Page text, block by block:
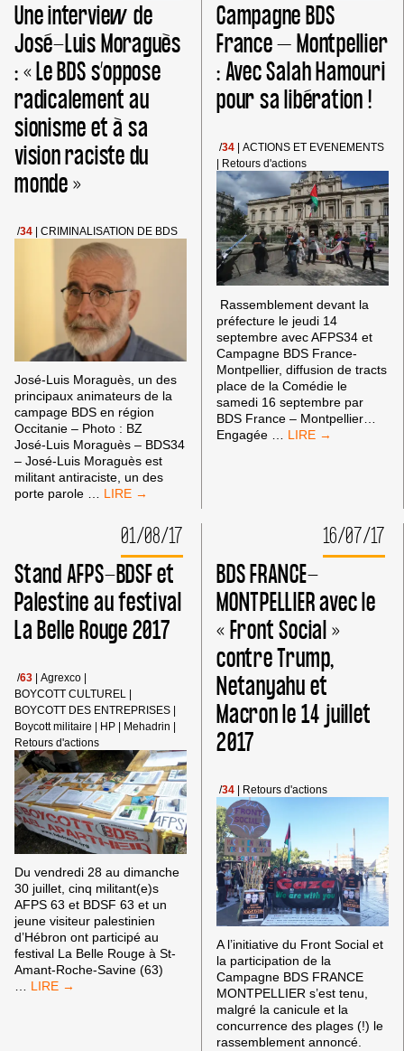
Une interview de
José-Luis Moraguès
: « Le BDS s’oppose
radicalement au
sionisme et à sa
vision raciste du
monde »
/34 CRIMINALISATION DE BDS
José-Luis Moraguès, un des
principaux animateurs de la
campage BDS en région
Occitanie – Photo : BZ
José-Luis Moraguès – BDS34
– José-Luis Moraguès est
militant antiraciste, un des
porte parole … UNE
JOSÉ-
LUIS
MORAGUÈS
«
LE
BDS
AU
SIONISME
ET
SA
VISION
RACISTE
DU
MONDE
»
Campagne BDS
France – Montpellier
: Avec Salah Hamouri
pour sa libération !
/34
ACTIONS ET EVENEMENTS
Retours d'actions
Rassemblement devant la
préfecture le jeudi 14
septembre avec AFPS34 et
Campagne BDS France-
Montpellier, diffusion de tracts
place de la Comédie le
samedi 16 septembre par
BDS France – Montpellier…
Engagée
CAMPAGNE
SALAH
HAMOURI
POUR
SA
LIBÉRATION
!
01/08/17
Stand AFPS-BDSF et
Palestine au festival
La Belle Rouge 2017
/63 Agrexco
BOYCOTT CULTUREL
BOYCOTT DES ENTREPRISES
Boycott militaire
HP Mehadrin
Retours d'actions
Du vendredi 28 au dimanche
30 juillet, cinq militant(e)s
AFPS 63 et BDSF 63 et un
jeune visiteur palestinien
d’Hébron ont participé au
festival La Belle Rouge à St-
Amant-Roche-Savine (63)
STAND
16/07/17
BDS FRANCE-
MONTPELLIER avec le
« Front Social »
contre Trump,
Netanyahu et
Macron le 14 juillet
2017
/34 Retours d'actions
A l’initiative du Front Social et
la participation de la
Campagne BDS FRANCE
MONTPELLIER s’est tenu,
malgré la canicule et la
concurrence des plages (!) le
rassemblement annoncé.